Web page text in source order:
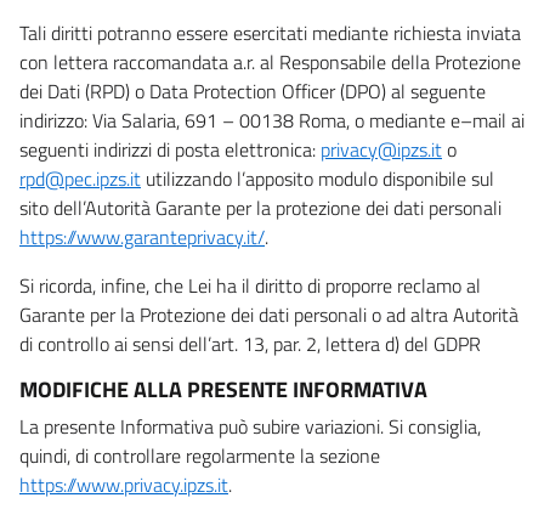
Tali diritti potranno essere esercitati mediante richiesta inviata
con lettera raccomandata a.r. al Responsabile della Protezione
dei Dati (RPD) o Data Protection Officer (DPO) al seguente
indirizzo: Via Salaria, 691 – 00138 Roma, o mediante e–mail ai
seguenti indirizzi di posta elettronica: privacy@ipzs.ito
rpd@pec.ipzs.it utilizzando l’apposito modulo disponibile sul
sito dell’Autorità Garante per la protezione dei dati personali
https://www.garanteprivacy.it/.
Si ricorda, infine, che Lei ha il diritto di proporre reclamo al
Garante per la Protezione dei dati personali o ad altra Autorità
di controllo ai sensi dell’art. 13, par. 2, lettera d) del GDPR
MODIFICHE ALLA PRESENTE INFORMATIVA
La presente Informativa può subire variazioni. Si consiglia,
quindi, di controllare regolarmente la sezione
https://www.privacy.ipzs.it.